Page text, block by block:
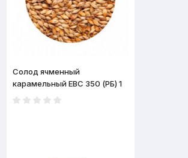
Солод ячменный
карамельный EBC 350 (РБ) 1
кг